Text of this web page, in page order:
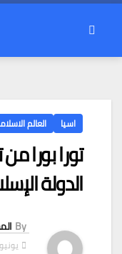
اسيا العالم
تورا بورا
الدولة
By
يونيو 15, 2017